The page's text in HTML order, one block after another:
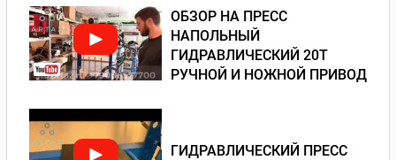
ОБЗОР НА ПРЕСС
НАПОЛЬНЫЙ
ГИДРАВЛИЧЕСКИЙ 20Т
РУЧНОЙ И НОЖНОЙ ПРИВОД
ГИДРАВЛИЧЕСКИЙ ПРЕСС